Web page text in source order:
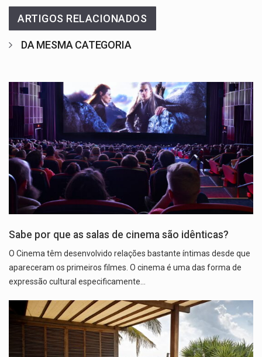
ARTIGOS RELACIONADOS
DA MESMA CATEGORIA
Sabe por que as salas de cinema são idênticas?
O Cinema têm desenvolvido relações bastante íntimas desde que
apareceram os primeiros filmes. O cinema é uma das forma de
expressão cultural especificamente…